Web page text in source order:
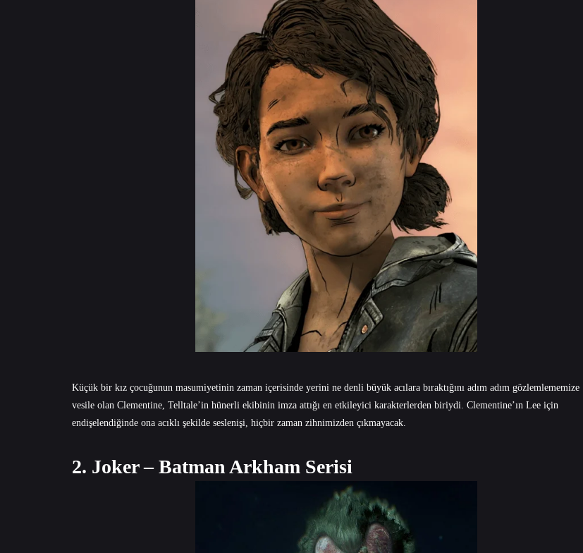
Küçük bir kız çocuğunun masumiyetinin zaman içerisinde yerini ne denli büyük acılara bıraktığını adım adım gözlemlememize
vesile olan Clementine, Telltale’in hünerli ekibinin imza attığı en etkileyici karakterlerden biriydi. Clementine’ın Lee için
endişelendiğinde ona acıklı şekilde seslenişi, hiçbir zaman zihnimizden çıkmayacak.
2. Joker – Batman Arkham Serisi